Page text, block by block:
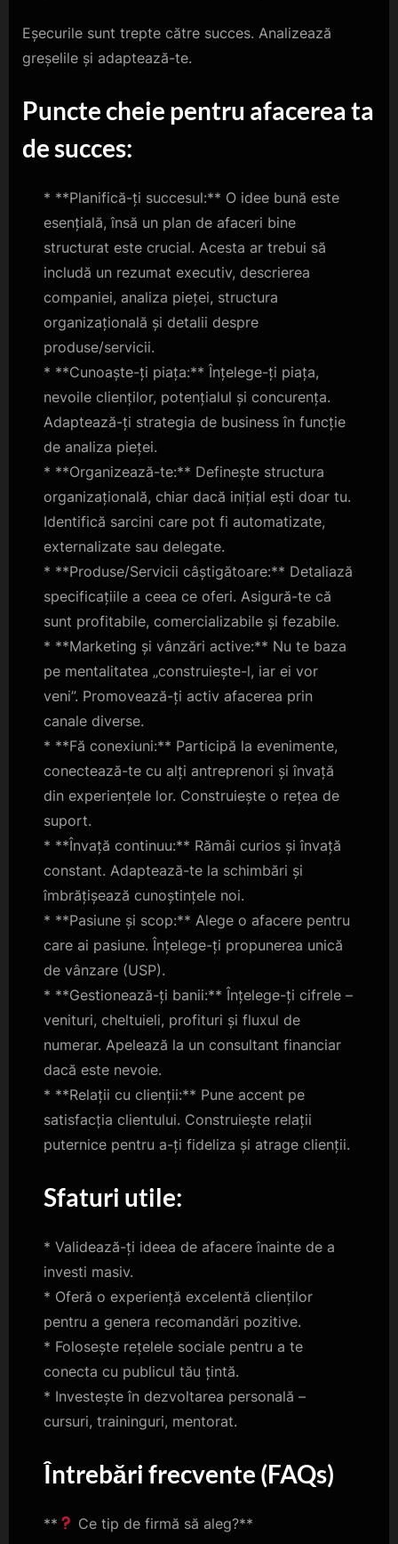
Eșecurile sunt trepte către succes. Analizează
greșelile și adaptează-te.
Puncte cheie pentru afacerea ta
de succes:
* **Planifică-ți succesul:** O idee bună este
esențială, însă un plan de afaceri bine
structurat este crucial. Acesta ar trebui să
includă un rezumat executiv, descrierea
companiei, analiza pieței, structura
organizațională și detalii despre
produse/servicii.
* **Cunoaște-ți piața:** Înțelege-ți piața,
nevoile clienților, potențialul și concurența.
Adaptează-ți strategia de business în funcție
de analiza pieței.
* **Organizează-te:** Definește structura
organizațională, chiar dacă inițial ești doar tu.
Identifică sarcini care pot fi automatizate,
externalizate sau delegate.
* **Produse/Servicii câștigătoare:** Detaliază
specificațiile a ceea ce oferi. Asigură-te că
sunt profitabile, comercializabile și fezabile.
* **Marketing și vânzări active:** Nu te baza
pe mentalitatea „construiește-l, iar ei vor
veni”. Promovează-ți activ afacerea prin
canale diverse.
* **Fă conexiuni:** Participă la evenimente,
conectează-te cu alți antreprenori și învață
din experiențele lor. Construiește o rețea de
suport.
* **Învață continuu:** Rămâi curios și învață
constant. Adaptează-te la schimbări și
îmbrățișează cunoștințele noi.
* **Pasiune și scop:** Alege o afacere pentru
care ai pasiune. Înțelege-ți propunerea unică
de vânzare (USP).
* **Gestionează-ți banii:** Înțelege-ți cifrele –
venituri, cheltuieli, profituri și fluxul de
numerar. Apelează la un consultant financiar
dacă este nevoie.
* **Relații cu clienții:** Pune accent pe
satisfacția clientului. Construiește relații
puternice pentru a-ți fideliza și atrage clienții.
Sfaturi utile:
* Validează-ți ideea de afacere înainte de a
investi masiv.
* Oferă o experiență excelentă clienților
pentru a genera recomandări pozitive.
* Folosește rețelele sociale pentru a te
conecta cu publicul tău țintă.
* Investește în dezvoltarea personală –
cursuri, traininguri, mentorat.
Întrebări frecvente (FAQs)
** Ce tip de firmă să aleg?**